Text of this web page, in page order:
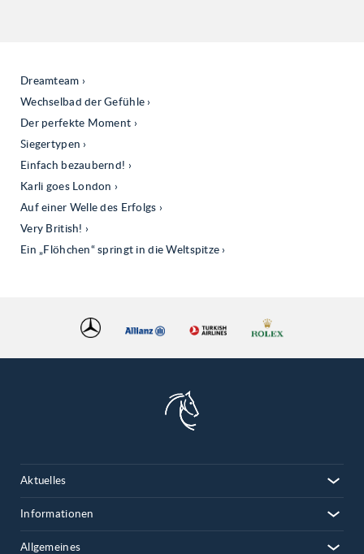
Dreamteam
Wechselbad der Gefühle
Der perfekte Moment
Siegertypen
Einfach bezaubernd!
Karli goes London
Auf einer Welle des Erfolgs
Very British!
Ein „Flöhchen“ springt in die Weltspitze
Aktuelles
Informationen
Allgemeines